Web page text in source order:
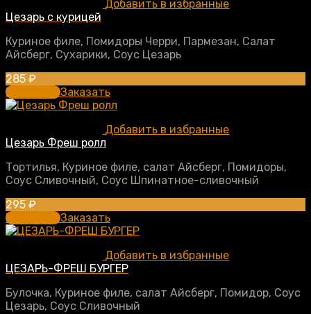
Добавить в избранные
Цезарь с курицей
Куриное филе, Помидоры Черри, Пармезан, Салат
Айсберг, Сухарики, Соус Цезарь
285 ₽
В корзинуЗаказать
Добавить в избранные
Цезарь Фреш ролл
Тортилья, Куриное филе, салат Айсберг, Помидоры,
Соус Сливочный, Соус Шпинатное-сливочный
295 ₽
В корзинуЗаказать
Добавить в избранные
ЦЕЗАРЬ-ФРЕШ БУРГЕР
Булочка, Куриное филе, салат Айсберг, Помидор, Соус
Цезарь, Соус Сливочный